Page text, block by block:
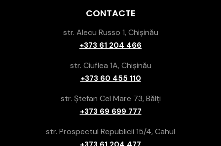
CONTACTE
str. Alecu Russo 1, Chișinău
+373 61 204 466
str. Ciuflea 1A, Chișinău
+373 60 455 110
str. Ștefan Cel Mare 73, Bălți
+373 69 699 777
str. Prospectul Republicii 15/4, Cahul